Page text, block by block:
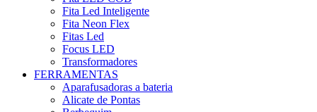
Fita Led Inteligente
Fita Neon Flex
Fitas Led
Focus LED
Transformadores
FERRAMENTAS
Aparafusadoras a bateria
Alicate de Pontas